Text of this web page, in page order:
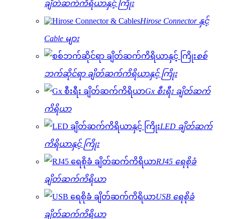
ချိတ်ဆက်ကိရိယာနှင့် ကြိုး
Hirose Connector နှင့်
Cable များ
စစ်
ဘက်ဆိုင်ရာ ချိတ်ဆက်ကိရိယာနှင့် ကြိုး
Gx စီးရီး ချိတ်ဆက်
ကိရိယာ
LED ချိတ်ဆက်
ကိရိယာနှင့် ကြိုး
RJ45 ရေစိုခံ
ချိတ်ဆက်ကိရိယာ
USB ရေစိုခံ
ချိတ်ဆက်ကိရိယာ